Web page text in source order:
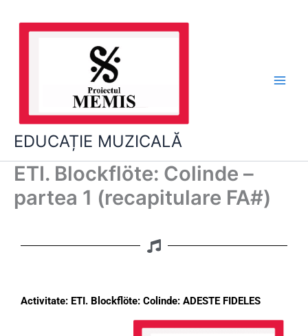
EDUCAȚIE MUZICALĂ
ETI. Blockflöte: Colinde –
partea 1 (recapitulare FA#)
Activitate: ETI. B lockflöte: Colinde: ADESTE FIDELES